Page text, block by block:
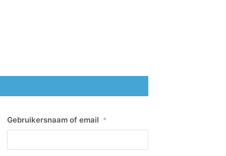
Gebruikersnaam of email *